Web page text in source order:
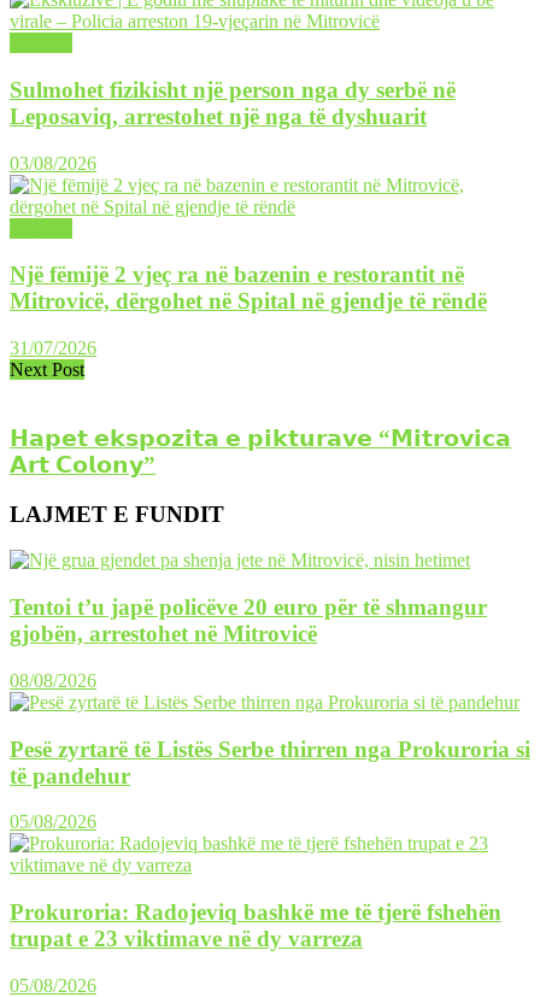
Sulmohet fizikisht një person nga dy serbë në
Leposaviq, arrestohet një nga të dyshuarit
03/08/2026
Një fëmijë 2 vjeç ra në bazenin e restorantit në
Mitrovicë, dërgohet në Spital në gjendje të rëndë
31/07/2026
Next Post
𝗛𝗮𝗽𝗲𝘁 𝗲𝗸𝘀𝗽𝗼𝘇𝗶𝘁𝗮 𝗲 𝗽𝗶𝗸𝘁𝘂𝗿𝗮𝘃𝗲 “𝗠𝗶𝘁𝗿𝗼𝘃𝗶𝗰𝗮
𝗔𝗿𝘁 𝗖𝗼𝗹𝗼𝗻𝘆”
LAJMET E FUNDIT
Tentoi t’u japë policëve 20 euro për të shmangur
gjobën, arrestohet në Mitrovicë
08/08/2026
Pesë zyrtarë të Listës Serbe thirren nga Prokuroria si
të pandehur
05/08/2026
Prokuroria: Radojeviq bashkë me të tjerë fshehën
trupat e 23 viktimave në dy varreza
05/08/2026